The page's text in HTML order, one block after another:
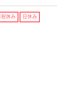
祝休み 日休み